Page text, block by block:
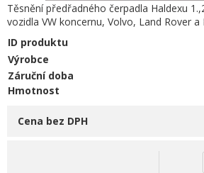
Těsnění předřadného čerpadla Haldexu
vozidla VW koncernu, Volvo, Land Rover a
ID produktu
Výrobce
Záruční doba
Hmotnost
Cena bez DPH